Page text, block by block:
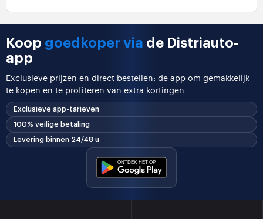
Koop goedkoper via de Distriauto-
app
Exclusieve prijzen en direct bestellen: de app om gemakkelijk
te kopen en te profiteren van extra kortingen.
Exclusieve app-tarieven
100% veilige betaling
Levering binnen 24/48 u